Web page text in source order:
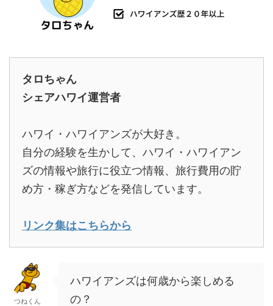
タロちゃん
シェアハワイ運営者
ハワイ・ハワイアンズが大好き。
自分の経験を生かして、ハワイ・ハワイアン
ズの情報や旅行に役立つ情報、旅行費用の貯
め方・稼ぎ方などを発信しています。
リンク集はこちらから
つねくん
ハワイアンズは何歳から楽しめる
の？